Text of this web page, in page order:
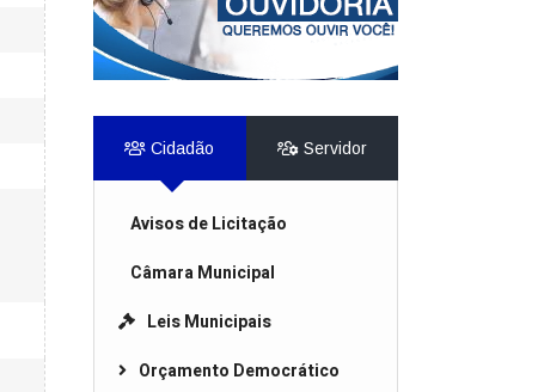
Cidadão Servidor
Avisos de Licitação
Câmara Municipal
Leis Municipais
Orçamento Democrático